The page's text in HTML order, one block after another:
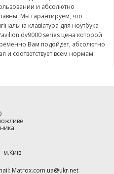
и абсолютно
Мы гарантируем, что
клавіатура для ноутбука
dv9000 series цена которой
Вам подойдет, абсолютно
и соответствует всем нормам.
м.Київ
Matrox.com.ua@ukr.net